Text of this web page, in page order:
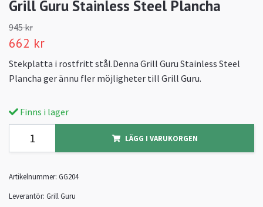
Grill Guru Stainless Steel Plancha
945 kr
662 kr
Stekplatta i rostfritt stål.Denna Grill Guru Stainless Steel
Plancha ger ännu fler möjligheter till Grill Guru.
Finns i lager
LÄGG I VARUKORGEN
Artikelnummer: GG204
Leverantör: Grill Guru